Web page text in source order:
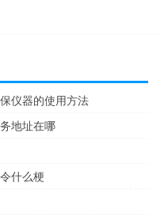
仪器的使用方法
地址在哪
什么梗